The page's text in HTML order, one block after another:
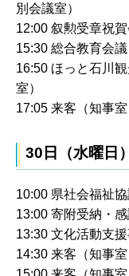
別会議室）
12:00 叙勲受章祝賀
15:30 総合教育会議
16:50 ほっと石川
室）
17:05 来客（知事室
30日（水曜日）
10:00 県社会福祉
13:00 寄附受納・
13:30 文化活動支
14:30 来客（知事室